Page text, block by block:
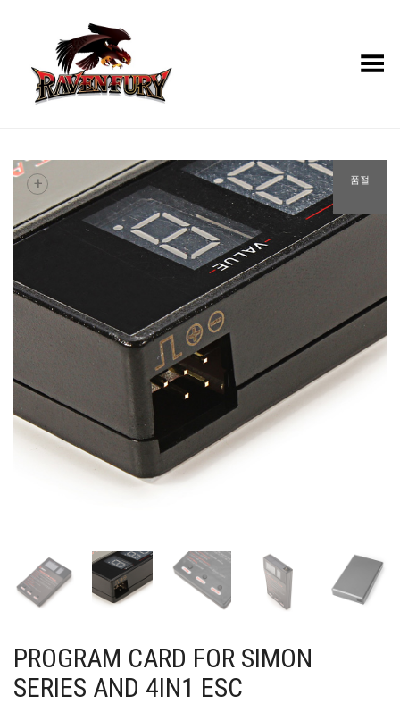
Toggle Menu
품절
+
PROGRAM CARD FOR SIMON
SERIES AND 4IN1 ESC